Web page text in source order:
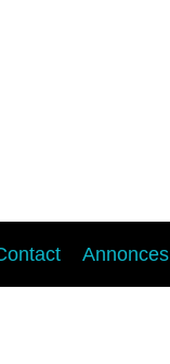
Annonces